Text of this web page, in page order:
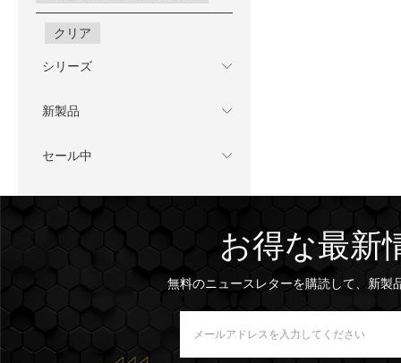
クリア
シリーズ
新製品
セール中
お得な最新
無料のニュースレターを購読して、新製